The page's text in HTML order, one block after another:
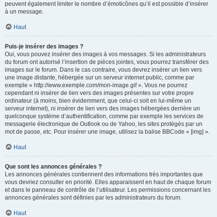
peuvent également limiter le nombre d’émoticônes qu’il est possible d’insérer
à un message.
Haut
Puis-je insérer des images ?
Oui, vous pouvez insérer des images à vos messages. Si les administrateurs
du forum ont autorisé l’insertion de pièces jointes, vous pourrez transférer des
images sur le forum. Dans le cas contraire, vous devrez insérer un lien vers
une image distante, hébergée sur un serveur internet public, comme par
exemple « http://www.exemple.com/mon-image.gif ». Vous ne pourrez
cependant ni insérer de lien vers des images présentes sur votre propre
ordinateur (à moins, bien évidemment, que celui-ci soit en lui-même un
serveur internet), ni insérer de lien vers des images hébergées derrière un
quelconque système d’authentification, comme par exemple les services de
messagerie électronique de Outlook ou de Yahoo, les sites protégés par un
mot de passe, etc. Pour insérer une image, utilisez la balise BBCode « [img] ».
Haut
Que sont les annonces générales ?
Les annonces générales contiennent des informations très importantes que
vous devriez consulter en priorité. Elles apparaissent en haut de chaque forum
et dans le panneau de contrôle de l’utilisateur. Les permissions concernant les
annonces générales sont définies par les administrateurs du forum.
Haut